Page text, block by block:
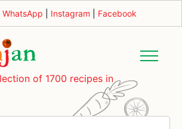
WhatsApp Instagram Facebook
of 1700 recipes in